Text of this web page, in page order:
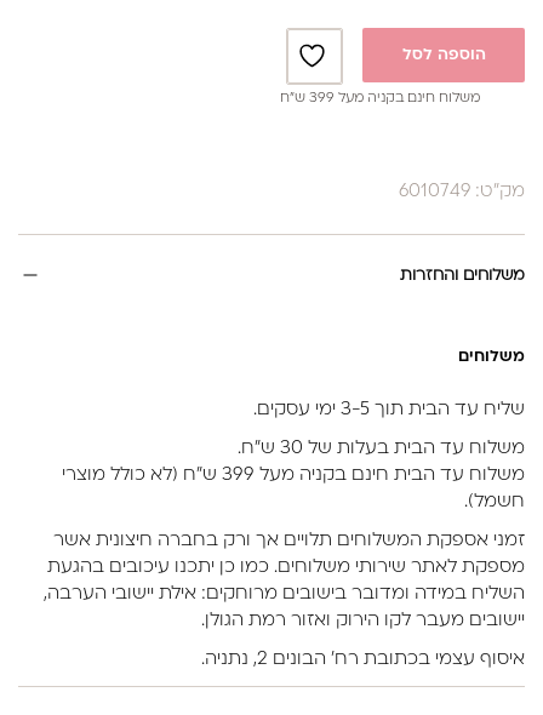
להב קצרה
הוספה לסל
משלוח חינם בקניה מעל 399 ש”ח
מק"ט: 6010749
משלוחים והחזרות
משלוחים
שליח עד הבית תוך 3-5 ימי עסקים.
משלוח עד הבית בעלות של 30 ש״ח.
משלוח עד הבית חינם בקניה מעל 399 ש״ח (לא כולל מוצרי
חשמל).
זמני אספקת המשלוחים תלויים אך ורק בחברה חיצונית אשר
מספקת לאתר שירותי משלוחים. כמו כן יתכנו עיכובים בהגעת
השליח במידה ומדובר בישובים מרוחקים: אילת יישובי הערבה,
יישובים מעבר לקו הירוק ואזור רמת הגולן.
איסוף עצמי בכתובת רח’ הבונים 2, נתניה.